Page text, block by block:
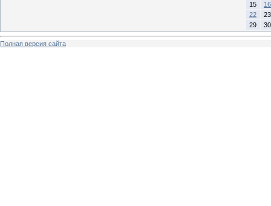
15
16
22
23
29
30
Полная версия сайта